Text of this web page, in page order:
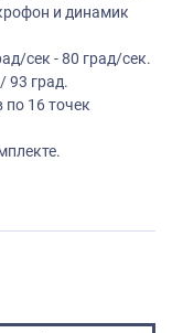
и динамик
сек - 80 град/сек.
93 град.
по 16 точек